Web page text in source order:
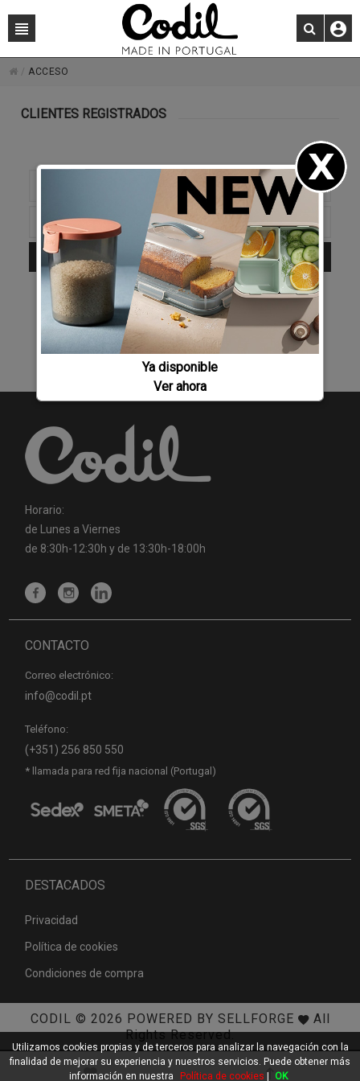
/ ACCESO
CLIENTES REGISTRADOS
ENTRAR
¿Se ha olvidado de su contraseña?
Horario:
de Lunes a Viernes
de 8:30h-12:30h y de 13:30h-18:00h
CONTACTO
Correo electrónico:
info@codil.pt
Teléfono:
(+351) 256 850 550
* llamada para red fija nacional (Portugal)
DESTACADOS
Privacidad
Política de cookies
Condiciones de compra
CODIL © 2026 POWERED BY SELLFORGE
All
Rights Reserved.
Ya disponible
Ver ahora
Utilizamos cookies propias y de terceros para analizar la navegación con la
finalidad de mejorar su experiencia y nuestros servicios. Puede obtener más
información en nuestra
Política de cookies OK